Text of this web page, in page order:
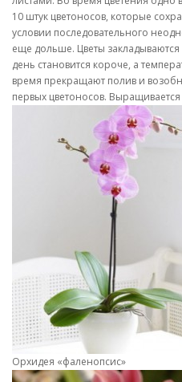
10 штук цветоносов, которые
условии последовательного
еще дольше. Цветы
день становится короче, а
время прекращают полив и
первых цветоносов.
Орхидея «фаленопсис»